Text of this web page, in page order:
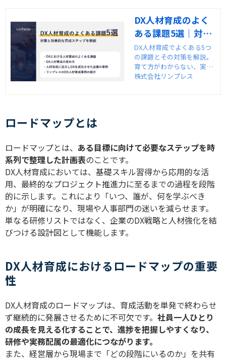
DX人材育成のよく
ある課題5選｜対策
と効果的な育成ス
テップを解説
DX人材育成でよくある5つ
の課題とその対策を解説。
育て方がわからない、実務
で活かせない、育成の重要
株式会社リンプレス
ロードマップとは
ロードマップとは、 ある目標に向けて必要なステップを時
系列で整理した計画表のことです。
DX人材育成においては、基礎スキル習得から応用的な活
用、最終的なプロジェクト推進力に至るまでの過程を段階
的に示します。これにより「いつ、誰が、何を学ぶべき
か」が明確になり、現場や人事部門の迷いを減らせます。
単なる研修リストではなく、企業のDX戦略と人材強化を結
びつける設計図として機能します。
DX人材育成におけるロードマップの重要
性
DX人材育成のロードマップは、育成活動を単発で終わらせ
ず継続的に発展させるために不可欠です。 社員一人ひとり
の成長を見える化することで、進捗を把握しやすくなり、
研修や実務配属の最適化につながります。
また、経営層から現場まで「どの段階にいるのか」を共有